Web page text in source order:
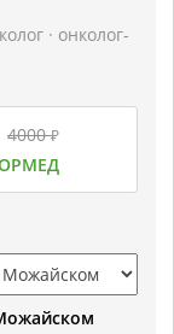
· онколог-
4000₽